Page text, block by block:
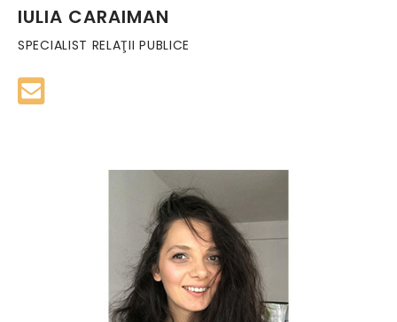
IULIA CARAIMAN
SPECIALIST RELAŢII PUBLICE